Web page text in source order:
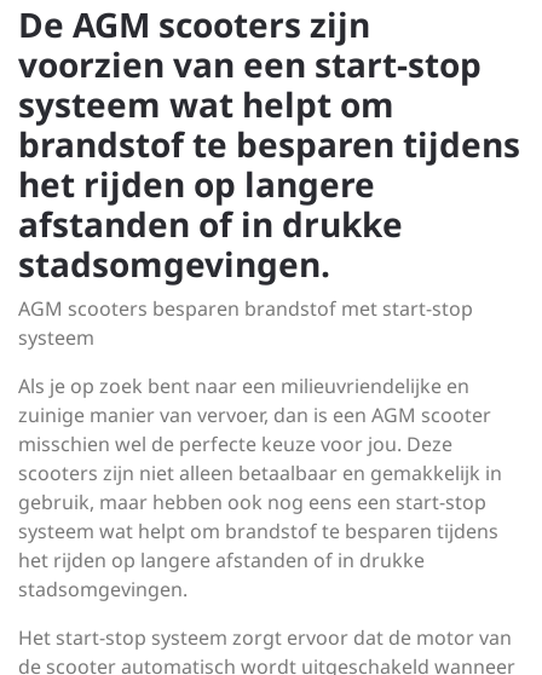
De AGM scooters zijn
voorzien van een start-stop
systeem wat helpt om
brandstof te besparen tijdens
het rijden op langere
afstanden of in drukke
stadsomgevingen.
AGM scooters besparen brandstof met start-stop
systeem
Als je op zoek bent naar een milieuvriendelijke en
zuinige manier van vervoer, dan is een AGM scooter
misschien wel de perfecte keuze voor jou. Deze
scooters zijn niet alleen betaalbaar en gemakkelijk in
gebruik, maar hebben ook nog eens een start-stop
systeem wat helpt om brandstof te besparen tijdens
het rijden op langere afstanden of in drukke
stadsomgevingen.
Het start-stop systeem zorgt ervoor dat de motor van
de scooter automatisch wordt uitgeschakeld wanneer